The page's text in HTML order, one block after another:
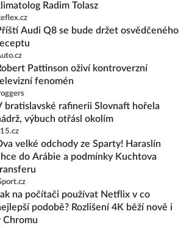
Radim Tolasz
Audi Q8 se bude držet osvědčeného
Pattinson oživí kontroverzní
fenomén
bratislavské rafinerii Slovnaft hořela
výbuch otřásl okolím
velké odchody ze Sparty! Haraslín
do Arábie a podmínky Kuchtova
na počítači používat Netflix v co
podobě? Rozlišení 4K běží nově i
Chromu